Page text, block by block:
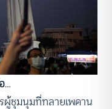
…
ผู้ชุมนุมที่ทลายเพดาน